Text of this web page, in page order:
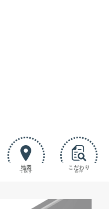
地図
で探す
こだわり
条件